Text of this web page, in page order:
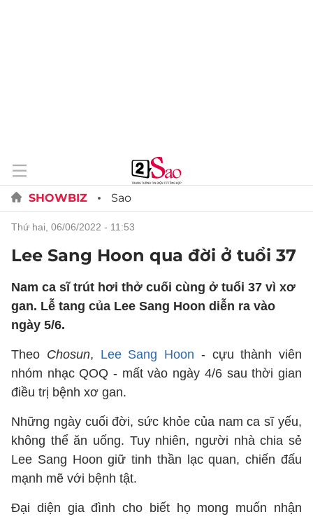
SHOWBIZ Sao
thứ hai, 06/06/2022 - 11:53
Lee Sang Hoon qua đời ở tuổi 37
Nam ca sĩ trút hơi thở cuối cùng ở tuổi 37 vì xơ
gan. Lễ tang của Lee Sang Hoon diễn ra vào
ngày 5/6.
Theo Chosun, Lee Sang Hoon - cựu thành viên
nhóm nhạc QOQ - mất vào ngày 4/6 sau thời gian
điều trị bệnh xơ gan.
Những ngày cuối đời, sức khỏe của nam ca sĩ yếu,
không thể ăn uống. Tuy nhiên, người nhà chia sẻ
Lee Sang Hoon giữ tinh thần lạc quan, chiến đấu
mạnh mẽ với bệnh tật.
Đại diện gia đình cho biết họ mong muốn nhận